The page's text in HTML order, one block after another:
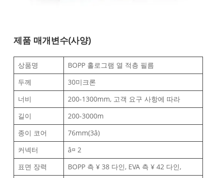
제품 매개변수(사양)
상품명
BOPP 홀로그램 열 적층 필름
두께
30미크론
너비
200-1300mm, 고객 요구 사항에 따라
길이
200-3000m
종이 코어
76mm(3â)
커넥터
â¤ 2
표면 장력
BOPP 측 ¥ 38 다인, EVA 측 ¥ 42 다인,